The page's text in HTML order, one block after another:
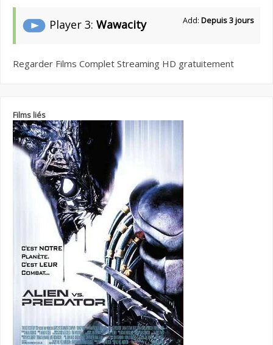
Player 3: Wawacity Add: Depuis 3 jours
Regarder Films Complet Streaming HD gratuitement
Films liés